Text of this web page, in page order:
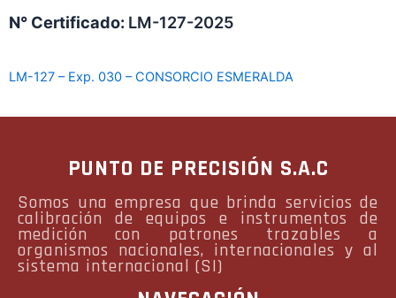
N° Certificado: LM-127-2025
LM-127 – Exp. 030 – CONSORCIO ESMERALDA
PUNTO DE PRECISIÓN S.A.C
Somos una empresa que brinda servicios de
calibración de equipos e instrumentos de
medición con patrones trazables a
organismos nacionales, internacionales y al
sistema internacional (SI)